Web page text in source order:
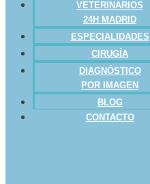
VETERINARIOS
24H MADRID
ESPECIALIDADES
CIRUGÍA
DIAGNÓSTICO
POR IMAGEN
BLOG
CONTACTO